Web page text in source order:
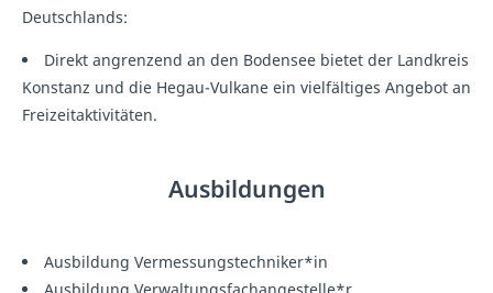
Deutschlands:
Direkt angrenzend an den Bodensee bietet der Landkreis
Konstanz und die Hegau-Vulkane ein vielfältiges Angebot an
Freizeitaktivitäten.
Ausbildungen
Ausbildung Vermessungstechniker*in